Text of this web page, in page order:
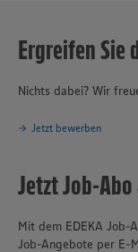
Ergreifen
Nichts dabei? Wir
Jetzt bewerben
Jetzt Job-
Mit dem EDEKA Job-
Job-Angebote per E-